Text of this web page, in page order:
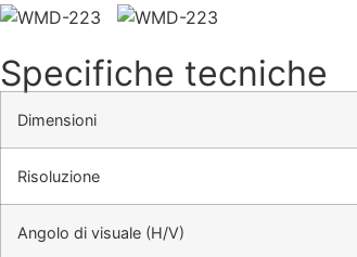
Specifiche tecniche
Dimensioni
Risoluzione
Angolo di visuale (H/V)